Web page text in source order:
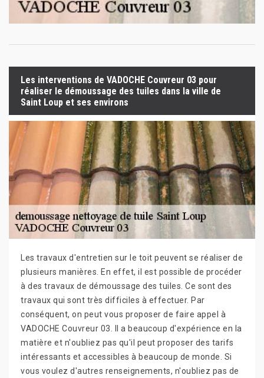
Les interventions de VADOCHE Couvreur 03 pour
réaliser le démoussage des tuiles dans la ville de
Saint Loup et ses environs
Les travaux d'entretien sur le toit peuvent se réaliser de
plusieurs manières. En effet, il est possible de procéder
à des travaux de démoussage des tuiles. Ce sont des
travaux qui sont très difficiles à effectuer. Par
conséquent, on peut vous proposer de faire appel à
VADOCHE Couvreur 03. Il a beaucoup d'expérience en la
matière et n'oubliez pas qu'il peut proposer des tarifs
intéressants et accessibles à beaucoup de monde. Si
vous voulez d'autres renseignements, n'oubliez pas de